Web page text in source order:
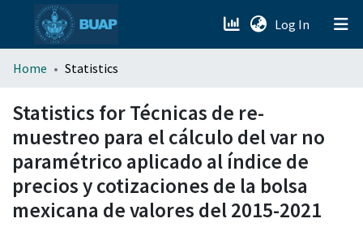
Log In (current)
menu.section.about_menu
All of DSpace
Home Statistics
Statistics for Técnicas de re-
muestreo para el cálculo del var no
paramétrico aplicado al índice de
precios y cotizaciones de la bolsa
mexicana de valores del 2015-2021